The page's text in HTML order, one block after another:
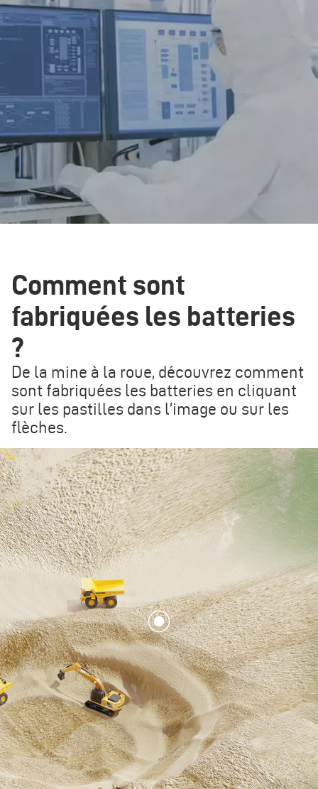
Comment sont
fabriquées les batteries
?
De la mine à la roue, découvrez comment
sont fabriquées les batteries en cliquant
sur les pastilles dans l’image ou sur les
flèches.